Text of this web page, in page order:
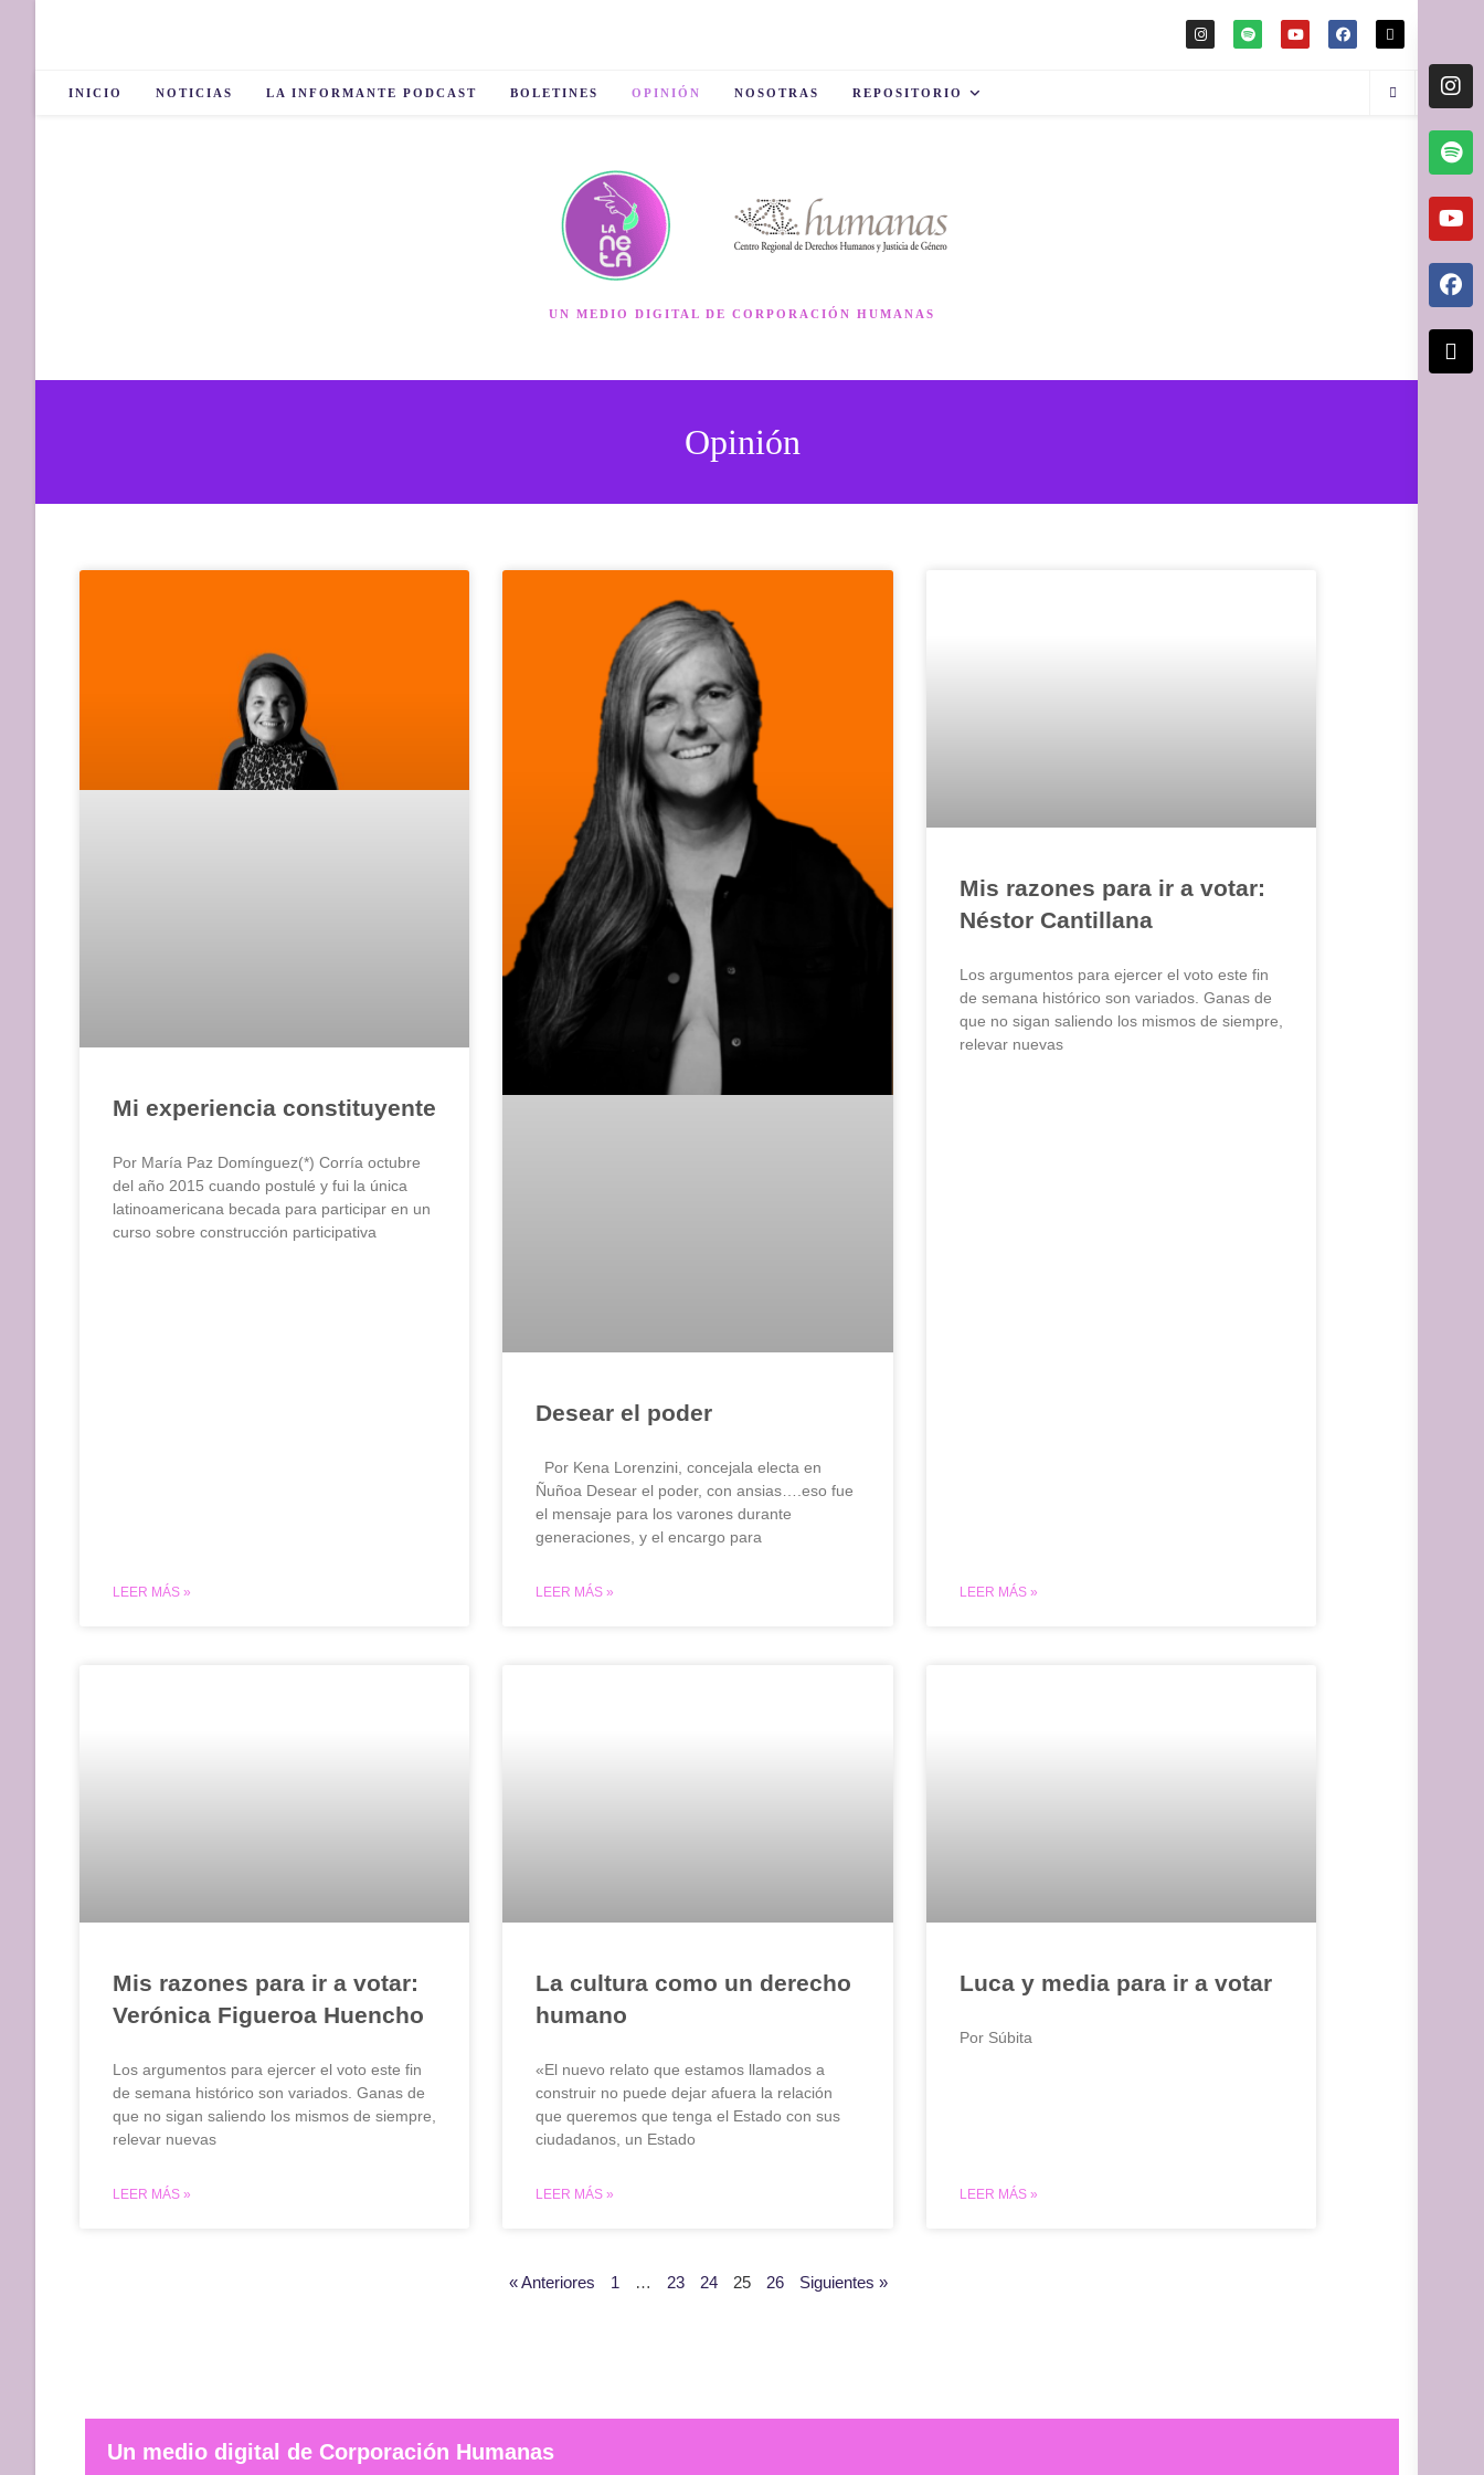
INICIO NOTICIAS LA INFORMANTE PODCAST BOLETINES OPINIÓN NOSOTRAS REPOSITORIO
UN MEDIO DIGITAL DE CORPORACIÓN HUMANAS
Opinión
Mi experiencia constituyente
Por María Paz Domínguez(*) Corría octubre
del año 2015 cuando postulé y fui la única
latinoamericana becada para participar en un
curso sobre construcción participativa
LEER MÁS »
Desear el poder
Por Kena Lorenzini, concejala electa en
Ñuñoa Desear el poder, con ansias….eso fue
el mensaje para los varones durante
generaciones, y el encargo para
LEER MÁS »
Mis razones para ir a votar:
Néstor Cantillana
Los argumentos para ejercer el voto este fin
de semana histórico son variados. Ganas de
que no sigan saliendo los mismos de siempre,
relevar nuevas
LEER MÁS »
Mis razones para ir a votar:
Verónica Figueroa Huencho
Los argumentos para ejercer el voto este fin
de semana histórico son variados. Ganas de
que no sigan saliendo los mismos de siempre,
relevar nuevas
LEER MÁS »
La cultura como un derecho
humano
«El nuevo relato que estamos llamados a
construir no puede dejar afuera la relación
que queremos que tenga el Estado con sus
ciudadanos, un Estado
LEER MÁS »
Luca y media para ir a votar
Por Súbita
LEER MÁS »
« Anteriores 1 … 23 24 25 26 Siguientes »
Un medio digital de Corporación Humanas